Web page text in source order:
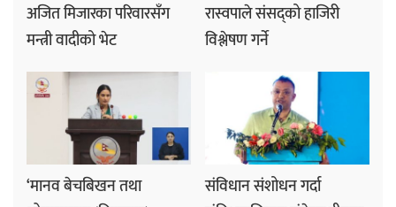
अजित मिजारका परिवारसँग
मन्त्री वादीको भेट
रास्वपाले संसद्को हाजिरी
विश्लेषण गर्ने
‘मानव बेचबिखन तथा
संविधान संशोधन गर्दा